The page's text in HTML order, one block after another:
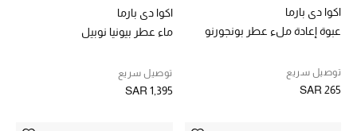
المصممون أ-ي
مصممون جدد
اكوا دي بارما
عبوة إعادة ملء عطر بونجورنو
توصيل سريع
SAR 265
اكوا دي بارما
ماء عطر بيونيا نوبيل
توصيل سريع
SAR 1,395